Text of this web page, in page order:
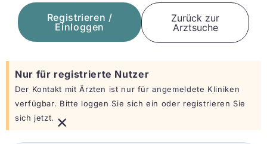
Registrieren /
Einloggen
Zurück zur
Arztsuche
Nur für registrierte Nutzer
Der Kontakt mit Ärzten ist nur für angemeldete Kliniken
verfügbar. Bitte loggen Sie sich ein oder registrieren Sie
sich jetzt. ×